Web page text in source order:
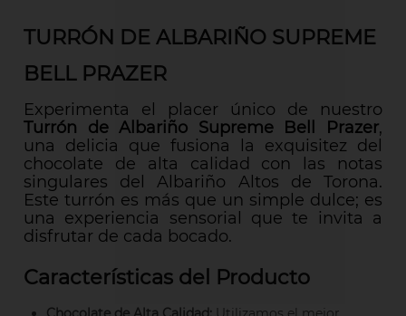
TURRÓN DE ALBARIÑO SUPREME
BELL PRAZER
Experimenta el placer único de nuestro
Turrón de Albariño Supreme Bell Prazer,
una delicia que fusiona la exquisitez del
chocolate de alta calidad con las notas
singulares del Albariño Altos de Torona.
Este turrón es más que un simple dulce; es
una experiencia sensorial que te invita a
disfrutar de cada bocado.
Características del Producto